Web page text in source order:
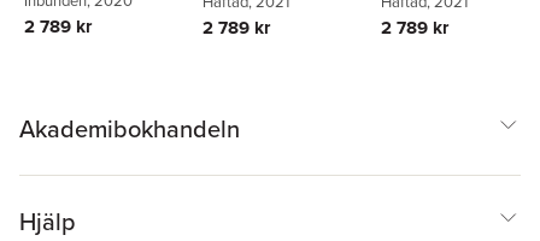
2020 Proceedings:
Volume II
2 789 kr
2020 Proceedings:
Volume II
2 789 kr
2020 Proceedings:
Volume III
2 789 kr
Akademibokhandeln
Hjälp